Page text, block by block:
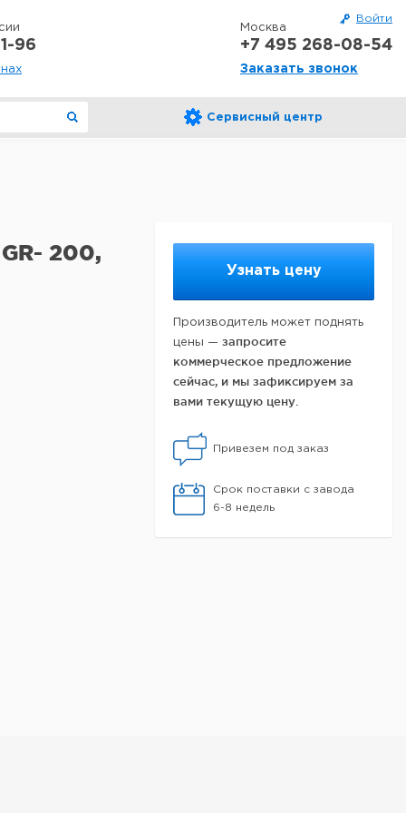
Войти
96
Москва
+7 495 268-08-54
Заказать звонок
Сервисный центр
Узнать цену
Производитель может поднять
цены — запросите
коммерческое предложение
сейчас, и мы зафиксируем за
вами текущую цену.
Привезем под заказ
Срок поставки с завода
6-8 недель
200,